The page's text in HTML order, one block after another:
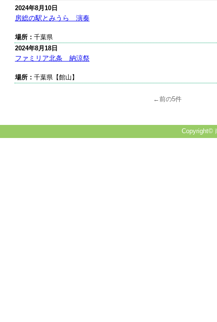
2024年8月10日
房総の駅とみうら 演奏
場所： 千葉県
2024年8月18日
ファミリア北条 納涼祭
場所： 千葉県【館山】
←前の5件
Copyright©